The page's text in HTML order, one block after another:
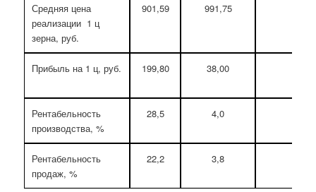
Средняя цена
реализации 1 ц
зерна, руб.
901,59 991,75
Прибыль на 1 ц, руб. 199,80 38,00
Рентабельность
производства, %
28,5 4,0
Рентабельность
продаж, %
22,2 3,8